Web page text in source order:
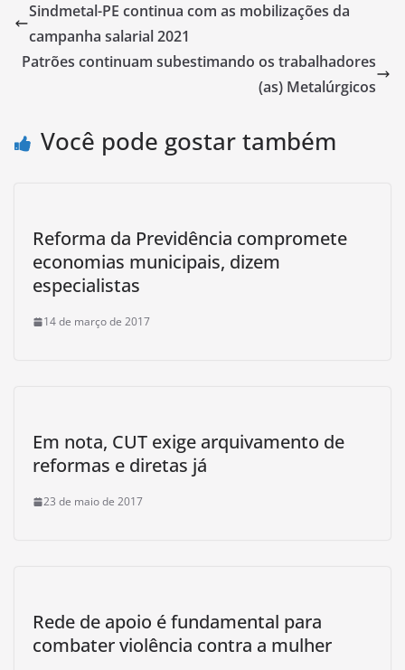
Sindmetal-PE continua com as mobilizações da
campanha salarial 2021
Patrões continuam subestimando os trabalhadores
(as) Metalúrgicos
Você pode gostar também
Reforma da Previdência compromete
economias municipais, dizem
especialistas
14 de março de 2017
Em nota, CUT exige arquivamento de
reformas e diretas já
23 de maio de 2017
Rede de apoio é fundamental para
combater violência contra a mulher